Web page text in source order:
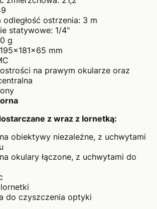
odległość ostrzenia: 3 m
statywowe: 1/4"
g
mm
na prawym okularze oraz
z wraz z lornetką:
obiektywy niezależne, z uchwytami
okulary łączone, z uchwytami do
do czyszczenia optyki